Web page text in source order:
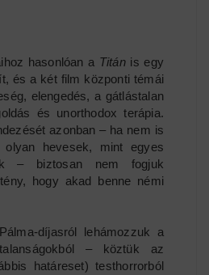
hasonlóan a Titánis egy
és a két film központi témái
elengedés, a gátlástalan
és unorthodox terápia.
azonban – ha nem is
olyan hevesek, mint egyes
– biztosan nem fogjuk
hogy akad benne némi
díjasról lehámozzuk a
– köztük az
határeset) testhorrorból